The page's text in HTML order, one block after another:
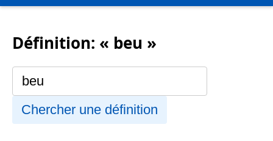
Définition: « beu »
Chercher une définition